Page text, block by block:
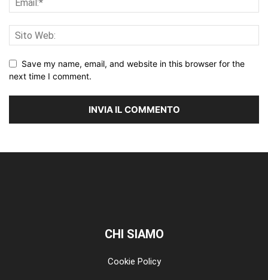
Save my name, email, and website in this browser for the
next time I comment.
CHI SIAMO
Cookie Policy